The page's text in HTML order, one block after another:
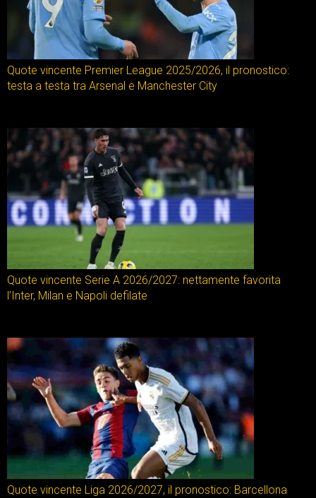
Quote vincente Premier League 2025/2026, il pronostico:
testa a testa tra Arsenal e Manchester City
Quote vincente Serie A 2026/2027: nettamente favorita
l’Inter, Milan e Napoli defilate
Quote vincente Liga 2026/2027, il pronostico: Barcellona